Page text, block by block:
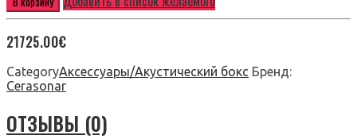
21725.00€
CategoryАксессуары/Акустический бокс Бренд:
Cerasonar
ОТЗЫВЫ (0)